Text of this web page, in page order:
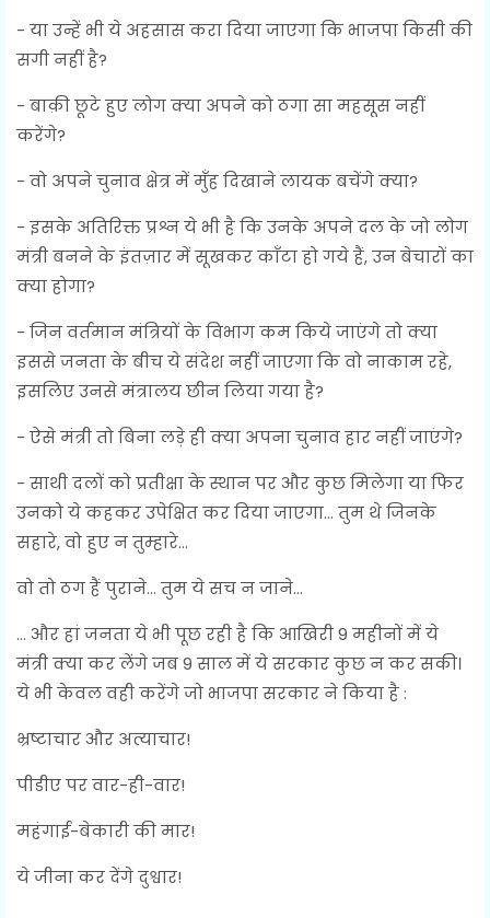
- या उन्हें भी ये अहसास करा दिया जाएगा कि भाजपा किसी की
सगी नहीं है?
- बाक़ी छूटे हुए लोग क्या अपने को ठगा सा महसूस नहीं
करेंगे?
- वो अपने चुनाव क्षेत्र में मुँह दिखाने लायक बचेंगे क्या?
- इसके अतिरिक्त प्रश्न ये भी है कि उनके अपने दल के जो लोग
मंत्री बनने के इंतज़ार में सूखकर काँटा हो गये हैं, उन बेचारों का
क्या होगा?
- जिन वर्तमान मंत्रियों के विभाग कम किये जाएंगे तो क्या
इससे जनता के बीच ये संदेश नहीं जाएगा कि वो नाकाम रहे,
इसलिए उनसे मंत्रालय छीन लिया गया है?
- ऐसे मंत्री तो बिना लड़े ही क्या अपना चुनाव हार नहीं जाएंगे?
- साथी दलों को प्रतीक्षा के स्थान पर और कुछ मिलेगा या फिर
उनको ये कहकर उपेक्षित कर दिया जाएगा… तुम थे जिनके
सहारे, वो हुए न तुम्हारे…
वो तो ठग हैं पुराने… तुम ये सच न जाने…
… और हां जनता ये भी पूछ रही है कि आखिरी 9 महीनों में ये
मंत्री क्या कर लेंगे जब 9 साल में ये सरकार कुछ न कर सकी।
ये भी केवल वही करेंगे जो भाजपा सरकार ने किया है :
भ्रष्टाचार और अत्याचार!
पीडीए पर वार-ही-वार!
महंगाई-बेकारी की मार!
ये जीना कर देंगे दुश्वार!